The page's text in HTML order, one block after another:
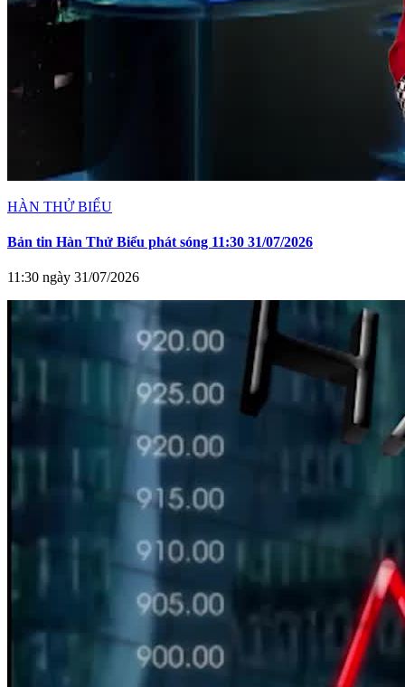
HÀN THỬ BIỂU
Bản tin Hàn Thử Biểu phát sóng 11:30 31/07/2026
11:30 ngày 31/07/2026